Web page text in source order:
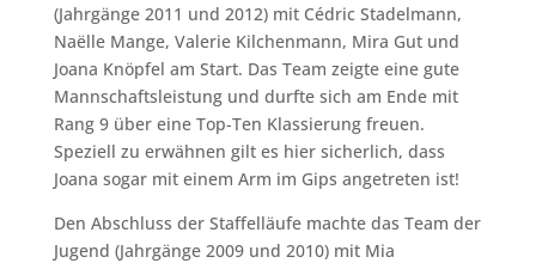
(Jahrgänge 2011 und 2012) mit Cédric Stadelmann,
Naëlle Mange, Valerie Kilchenmann, Mira Gut und
Joana Knöpfel am Start. Das Team zeigte eine gute
Mannschaftsleistung und durfte sich am Ende mit
Rang 9 über eine Top-Ten Klassierung freuen.
Speziell zu erwähnen gilt es hier sicherlich, dass
Joana sogar mit einem Arm im Gips angetreten ist!
Den Abschluss der Staffelläufe machte das Team der
Jugend (Jahrgänge 2009 und 2010) mit Mia